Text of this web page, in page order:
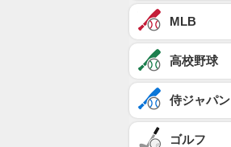
MLB
高校野球
侍ジャパン
ゴルフ